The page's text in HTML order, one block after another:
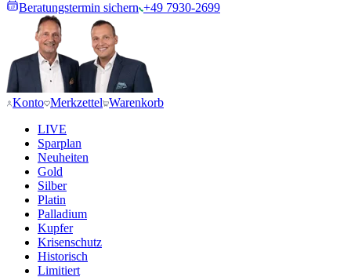
Beratungstermin sichern +49 7930-2699
Konto Merkzettel Warenkorb
LIVE
Sparplan
Neuheiten
Gold
Silber
Platin
Palladium
Kupfer
Krisenschutz
Historisch
Limitiert